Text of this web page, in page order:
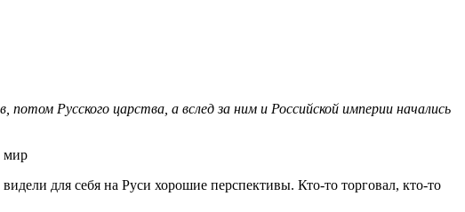
Русского царства, а вслед за ним и Российской империи начались
для себя на Руси хорошие перспективы. Кто-то торговал, кто-то